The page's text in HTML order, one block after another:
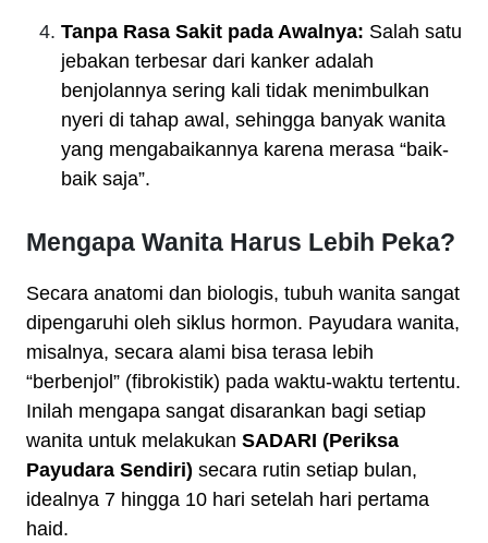
Tanpa Rasa Sakit pada Awalnya: Salah satu
jebakan terbesar dari kanker adalah
benjolannya sering kali tidak menimbulkan
nyeri di tahap awal, sehingga banyak wanita
yang mengabaikannya karena merasa “baik-
baik saja”.
Mengapa Wanita Harus Lebih Peka?
Secara anatomi dan biologis, tubuh wanita sangat
dipengaruhi oleh siklus hormon. Payudara wanita,
misalnya, secara alami bisa terasa lebih
“berbenjol” (fibrokistik) pada waktu-waktu tertentu.
Inilah mengapa sangat disarankan bagi setiap
wanita untuk melakukan SADARI (Periksa
Payudara Sendiri) secara rutin setiap bulan,
idealnya 7 hingga 10 hari setelah hari pertama
haid.